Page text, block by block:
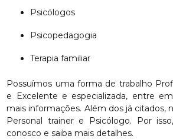
Psicólogos
Psicopedagogia
Terapia familiar
Possuímos uma forma de trabalho
e Excelente e especializada, entre
mais informações. Além dos já citados,
Personal trainer e Psicólogo. Por
conosco e saiba mais detalhes.